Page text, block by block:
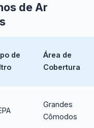
de Ar
de
Área de
Cobertura
Grandes
Cômodos